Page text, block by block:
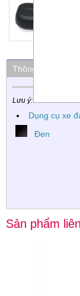
Thông số kỹ thuật
Lưu ý: Các chi tiết
Dụng cụ xe
Đen
Sản phẩm